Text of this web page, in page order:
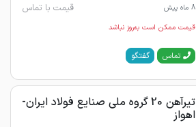
8 ماه پیش
قیمت با تماس
قیمت ممکن است به‌روز نباشد
تماس گفتگو
تیرآهن 20 گروه ملی صنایع فولاد ایران-
اهواز